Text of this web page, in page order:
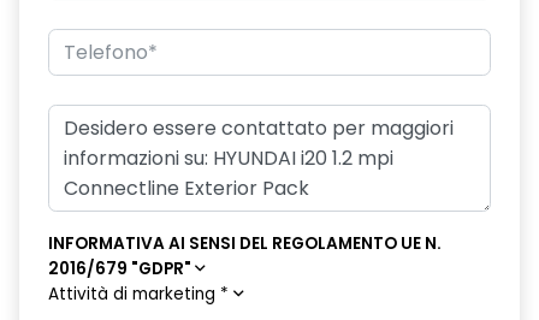
INFORMATIVA AI SENSI DEL REGOLAMENTO UE N.
2016/679 "GDPR"
Attività di marketing *